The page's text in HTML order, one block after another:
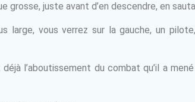
grosse, juste avant d’en descendre, en
large, vous verrez sur la gauche, un
l’aboutissement du combat qu’il a